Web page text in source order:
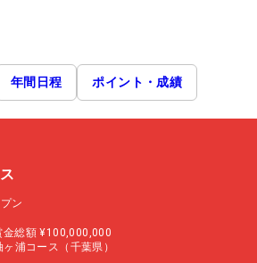
年間日程 ポイント・成績
ン
金総額 ¥100,000,000
浦コース（千葉県）